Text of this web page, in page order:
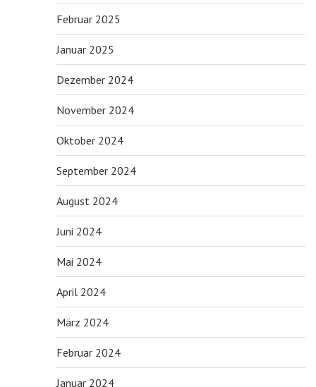
Februar 2025
Januar 2025
Dezember 2024
November 2024
Oktober 2024
September 2024
August 2024
Juni 2024
Mai 2024
April 2024
März 2024
Februar 2024
Januar 2024